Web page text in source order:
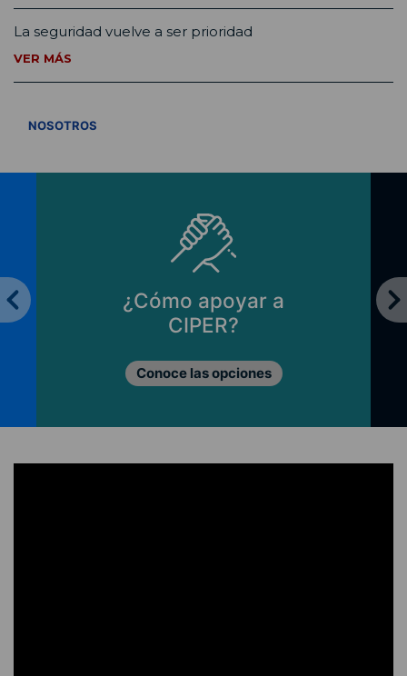
La seguridad vuelve a ser prioridad
VER MÁS
NOSOTROS
¿Cómo apoyar a
CIPER?
Conoce las opciones